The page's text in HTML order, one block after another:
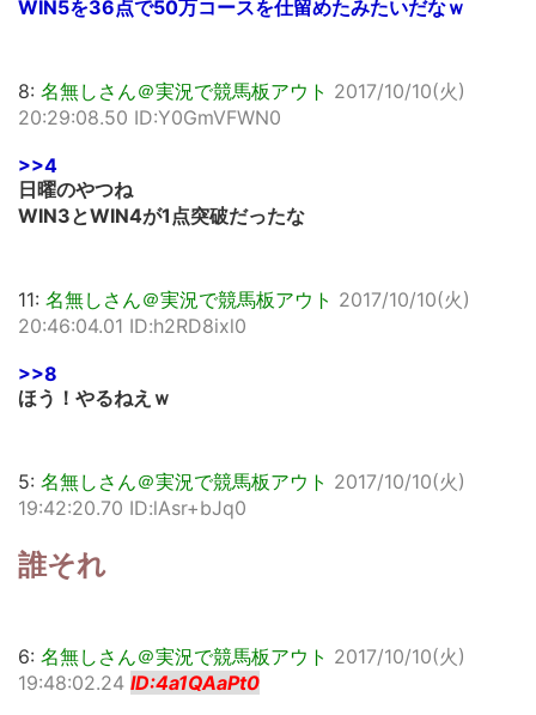
WIN5を36点で50万コースを仕留めたみたいだなｗ
8: 名無しさん＠実況で競馬板アウト 2017/10/10(火)
20:29:08.50 ID:Y0GmVFWN0
>>4
日曜のやつね
WIN3とWIN4が1点突破だったな
11: 名無しさん＠実況で競馬板アウト 2017/10/10(火)
20:46:04.01 ID:h2RD8ixl0
>>8
ほう！やるねえｗ
5: 名無しさん＠実況で競馬板アウト 2017/10/10(火)
19:42:20.70 ID:lAsr+bJq0
誰それ
6: 名無しさん＠実況で競馬板アウト 2017/10/10(火)
19:48:02.24 ID:4a1QAaPt0